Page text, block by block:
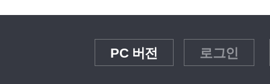
PC 버전 로그인